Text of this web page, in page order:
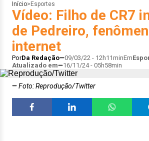
Início> Esportes
Vídeo: Filho de CR7
de Pedreiro,
internet
PorDa Redação 09/03/22 - 12h11minEm
Atualizado em
16/11/24 - 05h58min
Foto: Reprodução/Twitter